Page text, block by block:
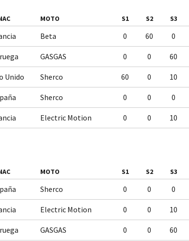
MOTO S1 S2 S3
Beta 0 60 0
GASGAS 0 0 60
Unido Sherco 60 0 10
Sherco 0 0 0
Electric Motion 0 0 10
MOTO S1 S2 S3
Sherco 0 0 0
Electric Motion 0 0 10
GASGAS 0 0 60